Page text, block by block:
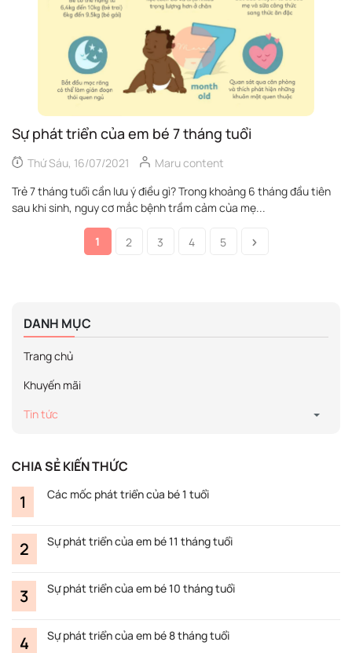
Sự phát triển của em bé 7 tháng tuổi
Thứ Sáu, 16/07/2021
Maru content
Trẻ 7 tháng tuổi cần lưu ý điều gì? Trong khoảng 6 tháng đầu tiên
sau khi sinh, nguy cơ mắc bệnh trầm cảm của mẹ...
1 2 3 4 5
DANH MỤC
Trang chủ
Khuyến mãi
Tin tức
CHIA SẺ KIẾN THỨC
Các mốc phát triển của bé 1 tuổi
Sự phát triển của em bé 11 tháng tuổi
Sự phát triển của em bé 10 tháng tuổi
Sự phát triển của em bé 8 tháng tuổi